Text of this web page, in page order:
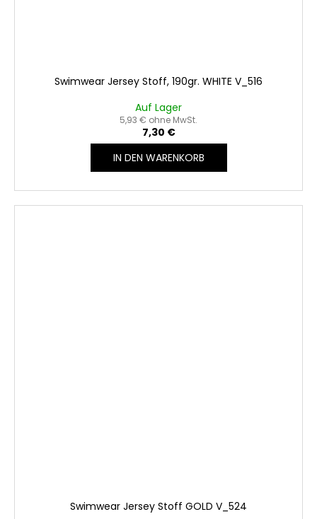
Swimwear Jersey Stoff, 190gr. WHITE V_516
Auf Lager
5,93 € ohne MwSt.
7,30 €
IN DEN WARENKORB
Swimwear Jersey Stoff GOLD V_524